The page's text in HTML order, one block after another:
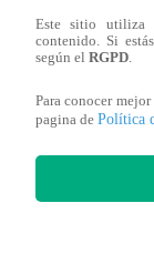
Este sitio utiliza
contenido. Si
según el RGPD.
Para conocer
pagina de Política